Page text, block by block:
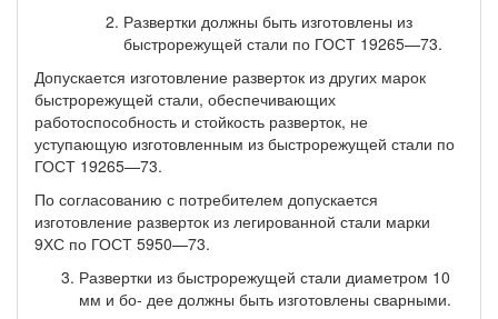
Развертки должны быть изготовлены из
быстрорежущей стали по ГОСТ 19265—73.
Допускается изготовление разверток из других марок
быстро­режущей стали, обеспечивающих
работоспособность и стойкость разверток, не
уступающую изготовленным из быстрорежущей ста­ли по
ГОСТ 19265—73.
По согласованию с потребителем допускается
изготовление разверток из легированной стали марки
9ХС по ГОСТ 5950—73.
Развертки из быстрорежущей стали диаметром 10
мм и бо- дее должны быть изготовлены сварными.